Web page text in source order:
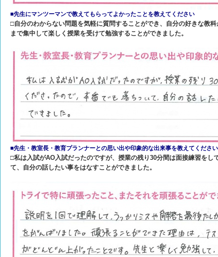
■先生にマンツーマンで教えてもらってよかったことを教えてください
□自分のわからない問題を気軽に質問することができ、自分の好きな教
まで集中して楽しく授業を受けて勉強することができました。
■先生・教室長・教育プランナーとの思い出や印象的な出来事を教えてください
□私は入試がAO入試だったのですが、授業の残り30分間は面接練習をし
て、自分の話したい事をはなすことができました。